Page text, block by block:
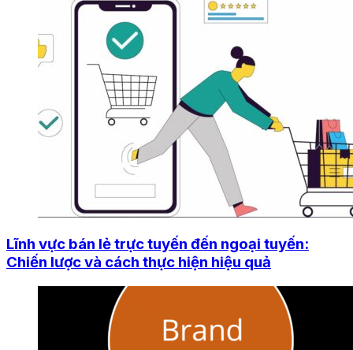
Lĩnh vực bán lẻ trực tuyến đến ngoại tuyến:
Chiến lược và cách thực hiện hiệu quả